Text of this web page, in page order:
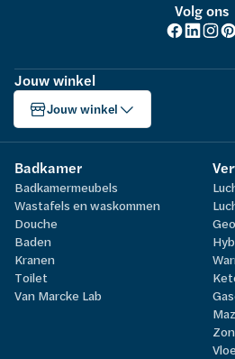
Volg ons
Jouw winkel
Jouw winkel
Badkamer
Badkamermeubels
Wastafels en waskommen
Douche
Baden
Kranen
Toilet
Van Marcke Lab